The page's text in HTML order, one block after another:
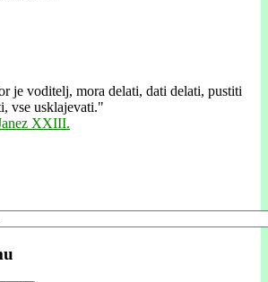
je voditelj, mora delati, dati delati, pustiti
vse usklajevati."
XXIII.